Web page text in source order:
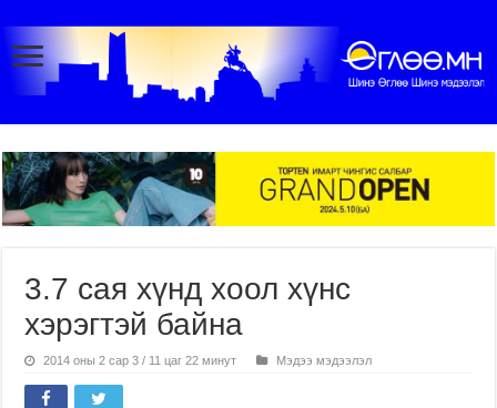
3.7 сая хүнд хоол хүнс
хэрэгтэй байна
2014 оны 2 сар 3 / 11 цаг 22 минут Мэдээ мэдээлэл